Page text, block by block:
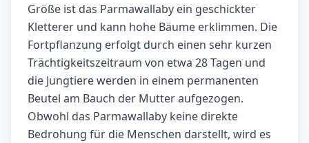
Größe ist das Parmawallaby ein geschickter
Kletterer und kann hohe Bäume erklimmen. Die
Fortpflanzung erfolgt durch einen sehr kurzen
Trächtigkeitszeitraum von etwa 28 Tagen und
die Jungtiere werden in einem permanenten
Beutel am Bauch der Mutter aufgezogen.
Obwohl das Parmawallaby keine direkte
Bedrohung für die Menschen darstellt, wird es